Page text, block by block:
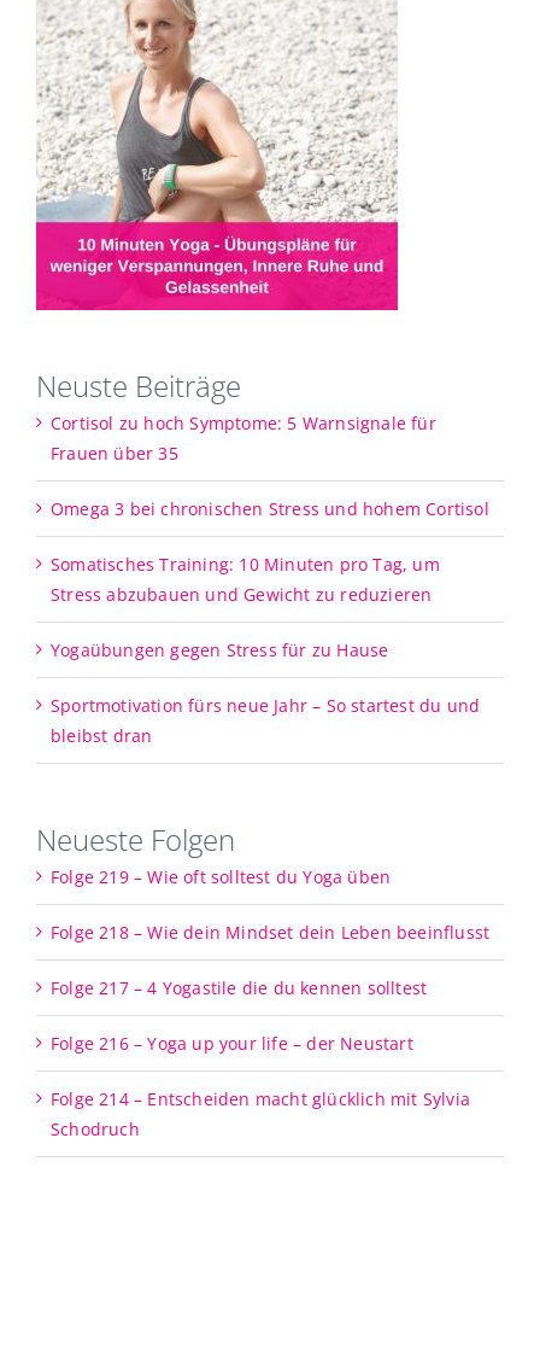
Neuste Beiträge
Cortisol zu hoch Symptome: 5 Warnsignale für
Frauen über 35
Omega 3 bei chronischen Stress und hohem Cortisol
Somatisches Training: 10 Minuten pro Tag, um
Stress abzubauen und Gewicht zu reduzieren
Yogaübungen gegen Stress für zu Hause
Sportmotivation fürs neue Jahr – So startest du und
bleibst dran
Neueste Folgen
Folge 219 – Wie oft solltest du Yoga üben
Folge 218 – Wie dein Mindset dein Leben beeinflusst
Folge 217 – 4 Yogastile die du kennen solltest
Folge 216 – Yoga up your life – der Neustart
Folge 214 – Entscheiden macht glücklich mit Sylvia
Schodruch